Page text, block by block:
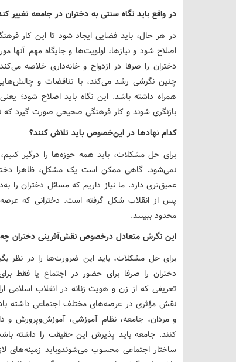
در واقع باید نگاه ‌سنتی به دختران در جامعه تغییر
در هر حال، باید فضایی ایجاد شود تا این کار
اصلاح شود و نیازها، اولویت‌ها و جایگاه مهم آنها
دختران را صرفا در ازدواج و خانه‌داری خلاصه
چنین نگرشی رشد می‌کند، با تناقضات و
همراه داشته باشد. این نگاه باید اصلاح شود؛
بازنگری شوند و کار فرهنگی صحیحی صورت گیرد که
کدام نهادها در این‌خصوص باید تلاش کنند؟
برای حل مشکلات، باید همه حوزه‌ها را درگیر
نمی‌شود. گاهی ممکن است یک مشکل، ظاهرا
عمیق‌تری دارد. ما نیاز داریم که مسائل دختران
پس از انقلاب شکل گرفته است. دخترانی که عرصه
محدود ببینند.
این نگرش متعادل درخصوص نقش‌آفرینی دختران چه
برای حل مشکلات، باید این ضرورت‌ها را در نظر
دختران را صرفا برای حضور در اجتماع یا فقط
تعریفی که از زن و هویت زنانه در انقلاب اسلامی
نقش مؤثری در عرصه‌های مختلف اجتماعی داشته
و مردان، جامعه، نظام آموزشی، آموزش‌وپرورش و
کنند. جامعه باید پذیرش این حقیقت را داشته
ساختار اجتماعی محسوب می‌شوندوباید زمینه‌های